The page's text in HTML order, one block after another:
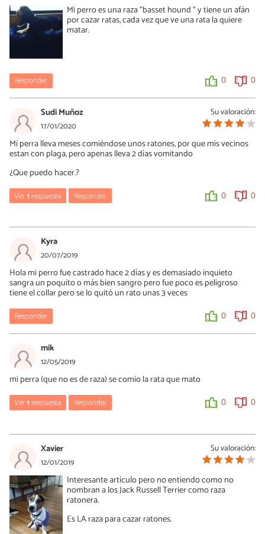
Mi perro es una raza “basset hound “ y tiene un afán
por cazar ratas, cada vez que ve una rata la quiere
matar.
Responder 0 0
Su valoración:
Sudi Muñoz
17/01/2020
Mi perra lleva meses comiéndose unos ratones, por que mis vecinos
estan con plaga, pero apenas lleva 2 días vomitando
¿Que puedo hacer.?
Ver1respuesta Responder 0 0
06/04/2020
Mi poodle siempre mató ratas y ratones y no le pasó nada... pero
tengo otra perrita que es una yorky (esa raza caza ese tipo de
animales) y me da un poco de miedo que le haya transmitido la
enfermedad porque leí que los sintomas de enfermedades así no
se dan en mas de 4 días, pueden llegar a ser como 30... En cuanto
Kyra
20/07/2019
Hola mi perro fue castrado hace 2 días y es demasiado inquieto
sangra un poquito o más bien sangro pero fue poco es peligroso
tiene el collar pero se lo quitó un rato unas 3 veces
Responder 0 0
mik
12/05/2019
mi perra (que no es de raza) se comio la rata que mato
Ver1respuesta Responder 0 0
06/04/2020
Cuando la mató le salió sangre? o solo se murió así? es que mis
mascotas atraparon eso o no se si era raton pero se dresangro y
no se si antes tuvieron contacto con sus heces o saliva... (Así se
contagia) :( a tu perro no le pasó nada después?
Su valoración:
Xavier
12/01/2019
Interesante artículo pero no entiendo como no
nombran a los Jack Russell Terrier como raza
ratonera.
Es LA raza para cazar ratones.